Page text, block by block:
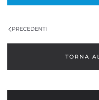
PRECEDENTI
TORNA